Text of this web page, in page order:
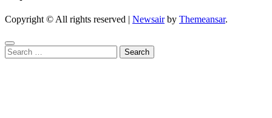
Copyright © All rights reserved | Newsairby Themeansar.
Search
for: